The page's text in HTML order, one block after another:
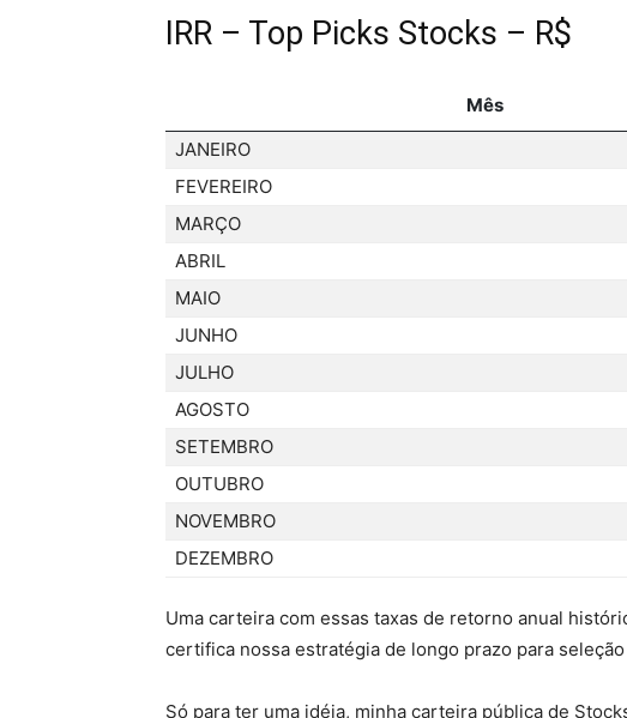
IRR – Top Picks Stocks – R$
Mês
JANEIRO
FEVEREIRO
MARÇO
ABRIL
MAIO
JUNHO
JULHO
AGOSTO
SETEMBRO
OUTUBRO
NOVEMBRO
DEZEMBRO
Uma carteira com essas taxas de retorno anual
certifica nossa estratégia de longo prazo para
Só para ter uma idéia, minha carteira pública de